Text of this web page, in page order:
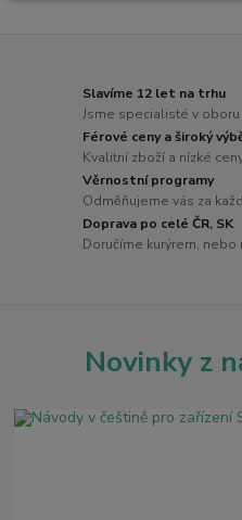
Slavíme 12 let na trhu
Jsme specialisté v oboru
Férové ceny a široký
Kvalitní zboží a nízké
Věrnostní programy
Odměňujeme vás za
Doprava po celé ČR, SK
Doručíme kurýrem, nebo
Novinky z